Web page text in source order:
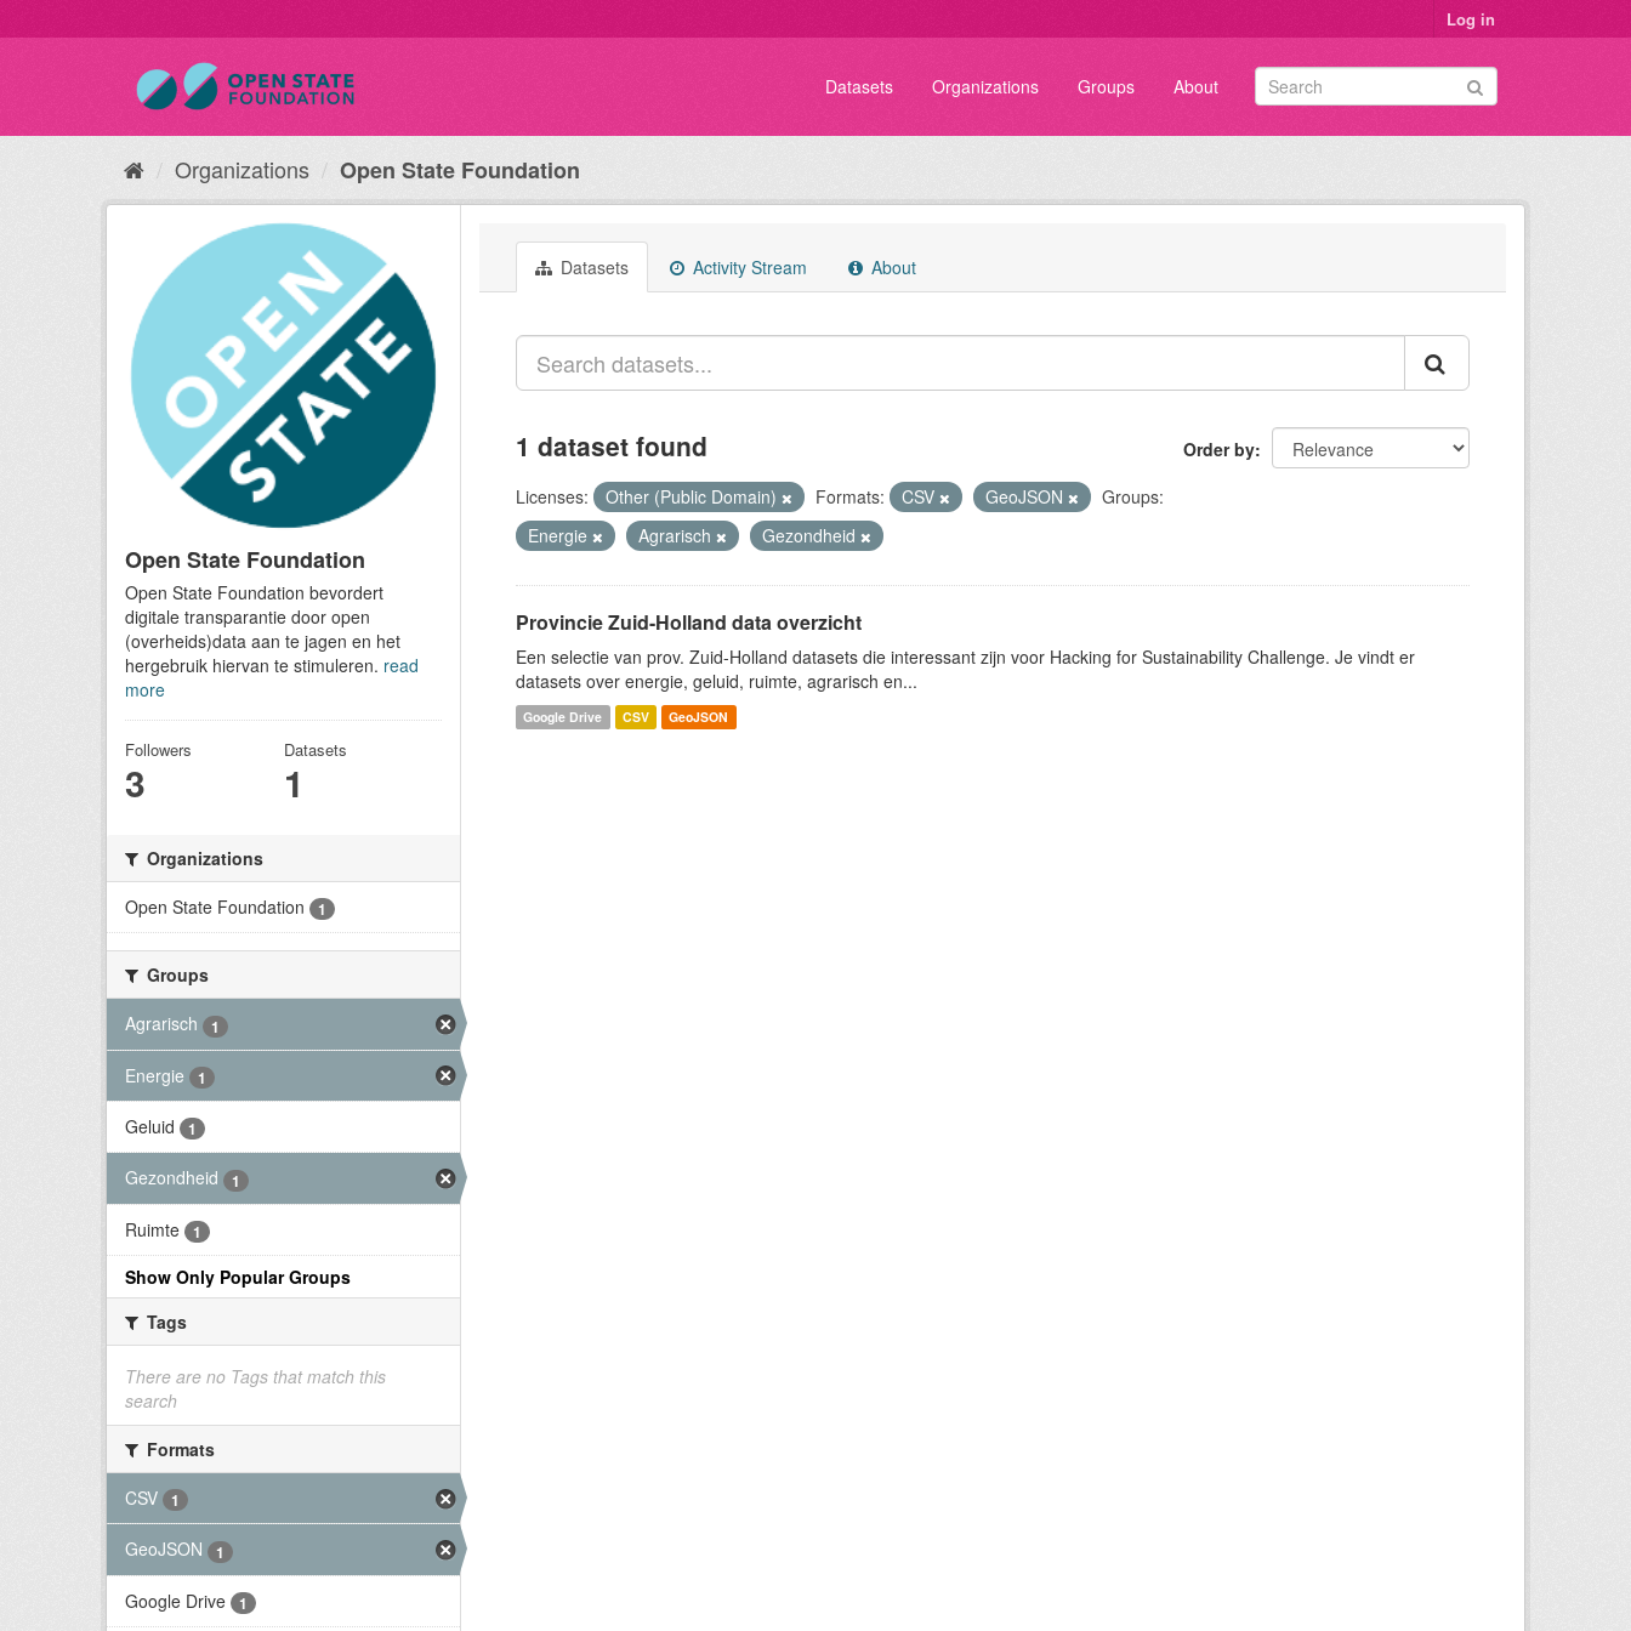
Log in
Datasets Organizations Groups About
Organizations Open State Foundation
Open State Foundation
Open State Foundation bevordert
digitale transparantie door open
(overheids)data aan te jagen en het
hergebruik hiervan te stimuleren. read
more
Followers
3
Datasets
1
Organizations
Open State Foundation
1
Groups
Agrarisch
1
Energie 1
Geluid 1
Gezondheid 1
Ruimte 1
Show Only Popular Groups
Tags
There are no Tags that match this
search
Formats
CSV
1
GeoJSON 1
Google Drive 1
Datasets Activity Stream About
Order by
1 dataset found
Licenses: Other (Public Domain) Formats: CSV GeoJSON
Groups:
Energie
Agrarisch Gezondheid
Provincie Zuid-Holland data overzicht
Een selectie van prov. Zuid-Holland datasets die interessant zijn voor Hacking for Sustainability Challenge. Je vindt er
datasets over energie, geluid, ruimte, agrarisch en...
Google Drive CSV GeoJSON